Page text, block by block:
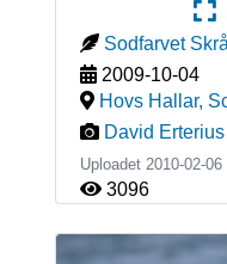
Sodfarvet
2009-10-04
Hovs Hallar,
David Erterius
Uploadet 2010-02-
3096